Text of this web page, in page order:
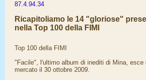
87.4.94.34
Ricapitoliamo le 14 "gloriose"
nella Top 100 della FIMI
Top 100 della FIMI
"Facile", l'ultimo album di inediti di Mina, esce
mercato il 30 ottobre 2009.